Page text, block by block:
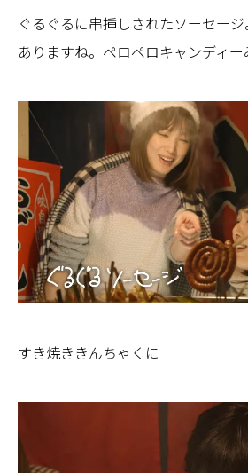
ぐるぐるに串挿しされたソーセー
ありますね。ペロペロキャンディー
すき焼ききんちゃくに